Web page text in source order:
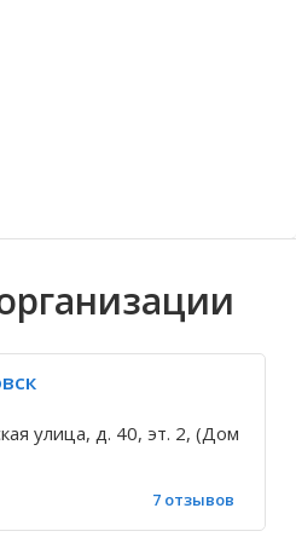
область
улица, д. 40, эт. 2, (Дом
7 отзывов